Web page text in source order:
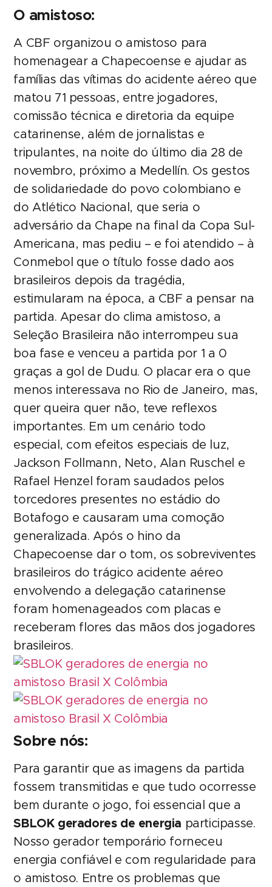
O amistoso:
A CBF organizou o amistoso para
homenagear a Chapecoense e ajudar as
famílias das vítimas do acidente aéreo que
matou 71 pessoas, entre jogadores,
comissão técnica e diretoria da equipe
catarinense, além de jornalistas e
tripulantes, na noite do último dia 28 de
novembro, próximo a Medellín. Os gestos
de solidariedade do povo colombiano e
do Atlético Nacional, que seria o
adversário da Chape na final da Copa Sul-
Americana, mas pediu – e foi atendido – à
Conmebol que o título fosse dado aos
brasileiros depois da tragédia,
estimularam na época, a CBF a pensar na
partida. Apesar do clima amistoso, a
Seleção Brasileira não interrompeu sua
boa fase e venceu a partida por 1 a 0
graças a gol de Dudu. O placar era o que
menos interessava no Rio de Janeiro, mas,
quer queira quer não, teve reflexos
importantes. Em um cenário todo
especial, com efeitos especiais de luz,
Jackson Follmann, Neto, Alan Ruschel e
Rafael Henzel foram saudados pelos
torcedores presentes no estádio do
Botafogo e causaram uma comoção
generalizada. Após o hino da
Chapecoense dar o tom, os sobreviventes
brasileiros do trágico acidente aéreo
envolvendo a delegação catarinense
foram homenageados com placas e
receberam flores das mãos dos jogadores
brasileiros.
Sobre nós:
Para garantir que as imagens da partida
fossem transmitidas e que tudo ocorresse
bem durante o jogo, foi essencial que a
SBLOK geradores de energia participasse.
Nosso gerador temporário forneceu
energia confiável e com regularidade para
o amistoso. Entre os problemas que